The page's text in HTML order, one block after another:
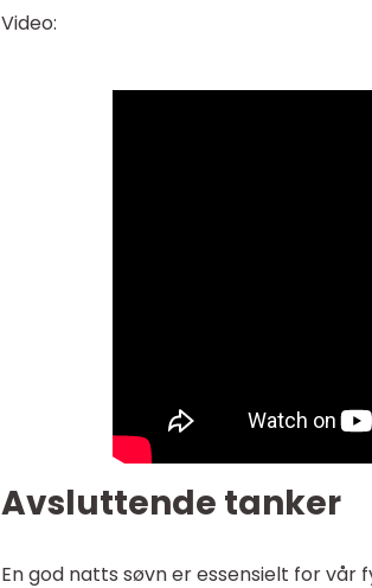
Video:
Avsluttende tanker
En god natts søvn er essensielt for vår